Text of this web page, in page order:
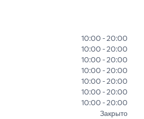
10:00 - 20:00
10:00 - 20:00
10:00 - 20:00
10:00 - 20:00
10:00 - 20:00
10:00 - 20:00
10:00 - 20:00
Закрыто